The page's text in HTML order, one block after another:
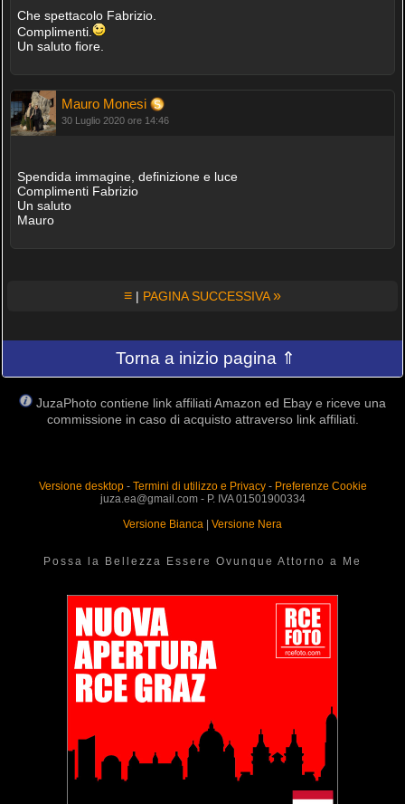
Che spettacolo Fabrizio.
Complimenti.
Un saluto fiore.
Mauro Monesi
30 Luglio 2020 ore 14:46
Spendida immagine, definizione e luce
Complimenti Fabrizio
Un saluto
Mauro
≡ | PAGINA SUCCESSIVA»
Torna a inizio pagina ⇑
JuzaPhoto contiene link affiliati Amazon ed Ebay e riceve una
commissione in caso di acquisto attraverso link affiliati.
Versione desktop- Termini di utilizzo e Privacy- Preferenze Cookie
juza.ea@gmail.com - P. IVA 01501900334
Versione Bianca
Versione Nera
Possa la Bellezza Essere Ovunque Attorno a Me